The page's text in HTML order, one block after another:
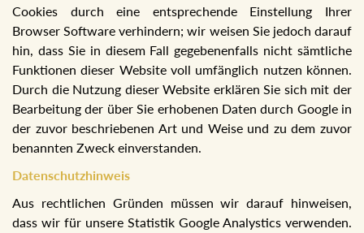
Cookies durch eine entsprechende Einstellung Ihrer
Browser Software verhindern; wir weisen Sie jedoch darauf
hin, dass Sie in diesem Fall gegebenenfalls nicht sämtliche
Funktionen dieser Website voll umfänglich nutzen können.
Durch die Nutzung dieser Website erklären Sie sich mit der
Bearbeitung der über Sie erhobenen Daten durch Google in
der zuvor beschriebenen Art und Weise und zu dem zuvor
benannten Zweck einverstanden.
Datenschutzhinweis
Aus rechtlichen Gründen müssen wir darauf hinweisen,
dass wir für unsere Statistik Google Analystics verwenden.